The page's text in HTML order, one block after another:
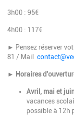
3h00 : 95€
4h00 : 117€
► Pensez réserver
81 / Mail
► Horaires
Avril, mai et
vacances
possible à 12h